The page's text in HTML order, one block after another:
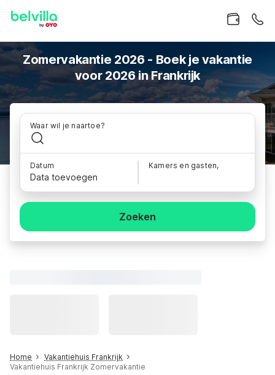
Zomervakantie 2026 - Boek je vakantie
voor 2026 in Frankrijk
Waar wil je naartoe?
Datum
Data toevoegen
Kamers en gasten,
Zoeken
Home
Vakantiehuis Frankrijk
Vakantiehuis Frankrijk Zomervakantie